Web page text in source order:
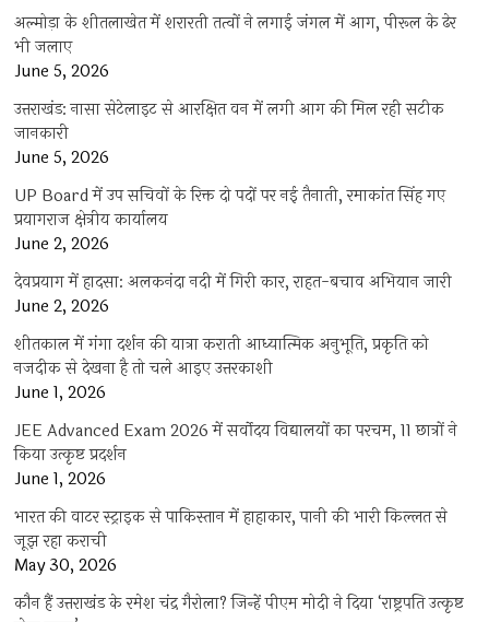
अल्मोड़ा के शीतलाखेत में शरारती तत्वों ने लगाई जंगल में आग, पीरूल के ढेर
भी जलाए
June 5, 2026
उत्तराखंड: नासा सेटेलाइट से आरक्षित वन में लगी आग की मिल रही सटीक
जानकारी
June 5, 2026
UP Board में उप सचिवों के रिक्त दो पदों पर नई तैनाती, रमाकांत सिंह गए
प्रयागराज क्षेत्रीय कार्यालय
June 2, 2026
देवप्रयाग में हादसा: अलकनंदा नदी में गिरी कार, राहत-बचाव अभियान जारी
June 2, 2026
शीतकाल में गंगा दर्शन की यात्रा कराती आध्यात्मिक अनुभूति, प्रकृति को
नजदीक से देखना है तो चले आइए उत्तरकाशी
June 1, 2026
JEE Advanced Exam 2026 में सर्वोदय विद्यालयों का परचम, 11 छात्रों ने
किया उत्कृष्ट प्रदर्शन
June 1, 2026
भारत की वाटर स्ट्राइक से पाकिस्तान में हाहाकार, पानी की भारी किल्लत से
जूझ रहा कराची
May 30, 2026
कौन हैं उत्तराखंड के रमेश चंद्र गैरोला? जिन्हें पीएम मोदी ने दिया ‘राष्ट्रपति उत्कृष्ट